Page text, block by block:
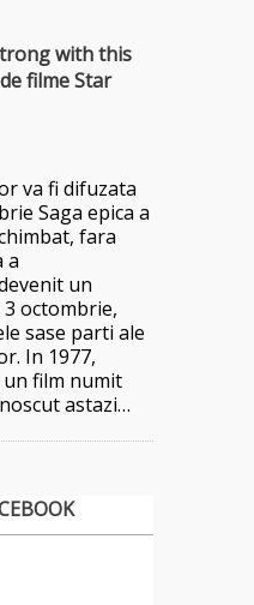
with this
filme Star
va fi difuzata
Saga epica a
fara
a
un
octombrie,
sase parti ale
In 1977,
film numit
astazi…